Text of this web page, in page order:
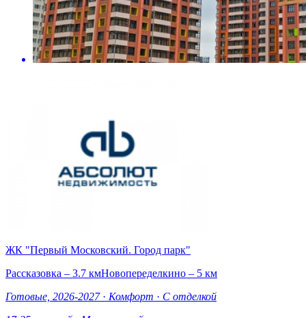
ЖК "Первый Московский. Город парк"
Рассказовка – 3.7 кмНовопеределкино – 5 км
Готовые, 2026-2027 · Комфорт · С отделкой